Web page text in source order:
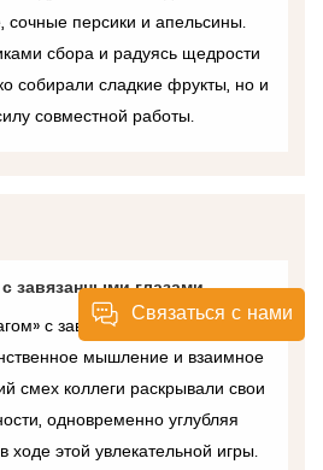
сочные персики и апельсины.
сбора и радуясь щедрости
собирали сладкие фрукты, но и
совместной работы.
завязанными глазами
с завязанными глазами
мышление и взаимное
смех коллеги раскрывали свои
одновременно углубляя
этой увлекательной игры.
Связаться с нами